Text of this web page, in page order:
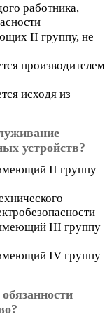
работника,
II группу, не
производителем
исходя из
устройств?
II группу
III группу
IV группу